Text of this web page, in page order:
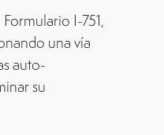
I-751,
una vía
auto-
su